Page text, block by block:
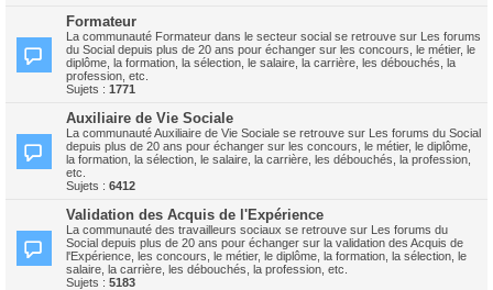
Formateur
La communauté Formateur dans le secteur social se retrouve sur Les forums
du Social depuis plus de 20 ans pour échanger sur les concours, le métier, le
diplôme, la formation, la sélection, le salaire, la carrière, les débouchés, la
profession, etc.
Sujets : 1771
Auxiliaire de Vie Sociale
La communauté Auxiliaire de Vie Sociale se retrouve sur Les forums du Social
depuis plus de 20 ans pour échanger sur les concours, le métier, le diplôme,
la formation, la sélection, le salaire, la carrière, les débouchés, la profession,
etc.
Sujets : 6412
Validation des Acquis de l'Expérience
La communauté des travailleurs sociaux se retrouve sur Les forums du
Social depuis plus de 20 ans pour échanger sur la validation des Acquis de
l'Expérience, les concours, le métier, le diplôme, la formation, la sélection, le
salaire, la carrière, les débouchés, la profession, etc.
Sujets : 5183